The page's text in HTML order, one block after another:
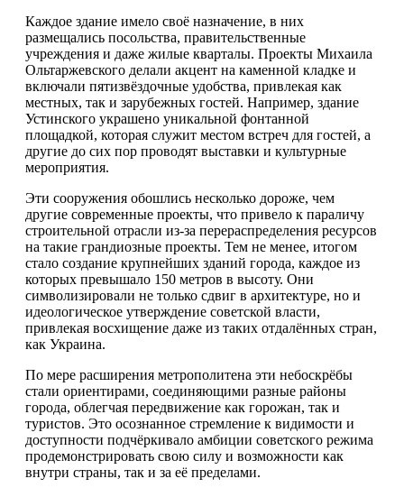
Каждое здание имело своё назначение, в них
размещались посольства, правительственные
учреждения и даже жилые кварталы. Проекты Михаила
Ольтаржевского делали акцент на каменной кладке и
включали пятизвёздочные удобства, привлекая как
местных, так и зарубежных гостей. Например, здание
Устинского украшено уникальной фонтанной
площадкой, которая служит местом встреч для гостей, а
другие до сих пор проводят выставки и культурные
мероприятия.
Эти сооружения обошлись несколько дороже, чем
другие современные проекты, что привело к параличу
строительной отрасли из-за перераспределения ресурсов
на такие грандиозные проекты. Тем не менее, итогом
стало создание крупнейших зданий города, каждое из
которых превышало 150 метров в высоту. Они
символизировали не только сдвиг в архитектуре, но и
идеологическое утверждение советской власти,
привлекая восхищение даже из таких отдалённых стран,
как Украина.
По мере расширения метрополитена эти небоскрёбы
стали ориентирами, соединяющими разные районы
города, облегчая передвижение как горожан, так и
туристов. Это осознанное стремление к видимости и
доступности подчёркивало амбиции советского режима
продемонстрировать свою силу и возможности как
внутри страны, так и за её пределами.